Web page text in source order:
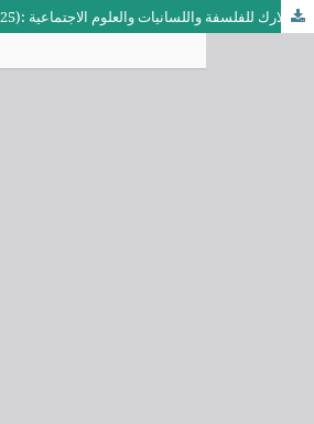
Vol. 17 No. 1 /Pt2 (2025): مجلة لارك للفلسفة واللسانيات والعلوم الاجتماعية